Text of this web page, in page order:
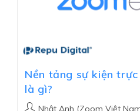
Nền tảng sự kiện
là gì?
Nhật Anh (Zoom Việt